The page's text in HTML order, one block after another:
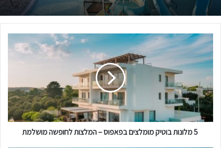
5
מ
ל
נ
ו
ב
5 מלונות בוטיק מומלצים בפאפוס – המלצות לחופשה מושלמת